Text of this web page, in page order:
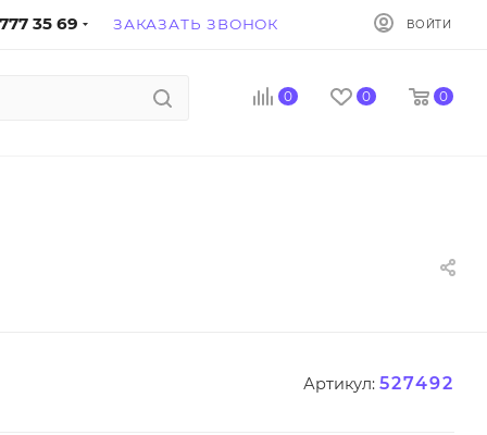
35 69 ЗАКАЗАТЬ ЗВОНОК ВОЙТИ
0 0 0
Артикул: 527492